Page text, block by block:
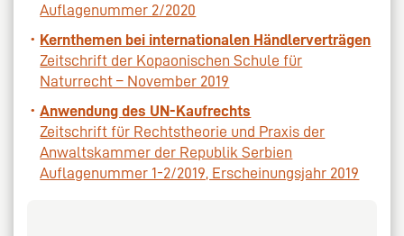
Auflagenummer 2/2020
Kernthemen bei internationalen Händlerverträgen
Zeitschrift der Kopaonischen Schule für
Naturrecht – November 2019
Anwendung des UN-Kaufrechts
Zeitschrift für Rechtstheorie und Praxis der
Anwaltskammer der Republik Serbien
Auflagenummer 1-2/2019, Erscheinungsjahr 2019